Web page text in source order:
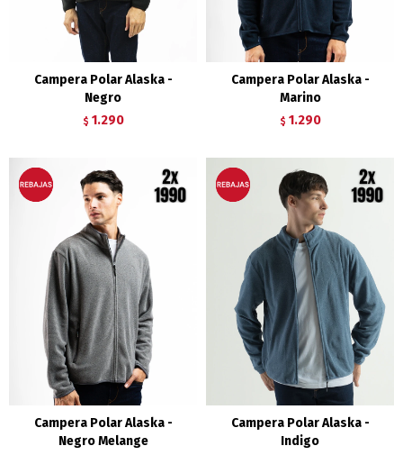
Campera Polar Alaska -
Negro
$ 1.290
Campera Polar Alaska -
Marino
$ 1.290
Campera Polar Alaska -
Negro Melange
Campera Polar Alaska -
Indigo